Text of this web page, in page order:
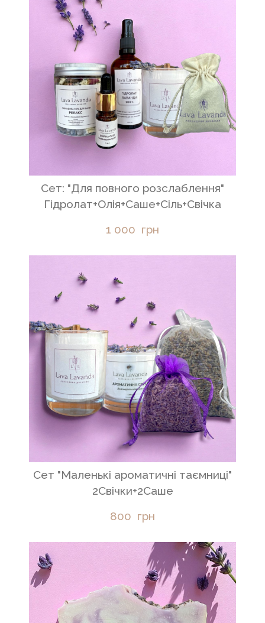
Сет: "Для повного розслаблення"
Гідролат+Олія+Саше+Сіль+Свічка
1 000  грн
Сет "Маленькі ароматичні таємниці"
2Свічки+2Саше
800  грн